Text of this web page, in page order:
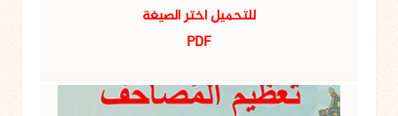
للتحميل اختر الصيغة
PDF